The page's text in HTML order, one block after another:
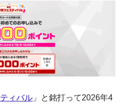
ィバル 」と銘打って2026年4